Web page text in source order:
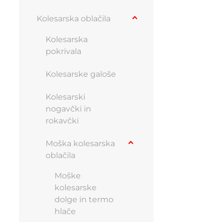
Kolesarska oblačila
Kolesarska
pokrivala
Kolesarske galoše
Kolesarski
nogavčki in
rokavčki
Moška kolesarska
oblačila
Moške
kolesarske
dolge in termo
hlače